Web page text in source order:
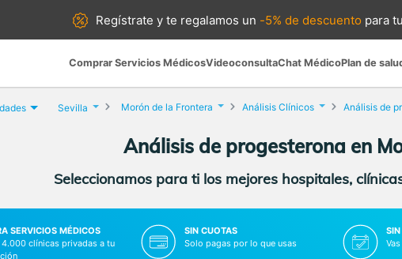
Regístrate yte regalamos un -5% de descuento para
Comprar Servicios MédicosVideoconsultaChat MédicoPlan de
Sevilla Morón de la Frontera Análisis Clínicos Análisis de
Análisis de progesterona en
Seleccionamos para ti los mejores hospitales,
SERVICIOS MÉDICOS
4.000 clínicas privadas a tu
SIN CUOTAS
Solo pagas por lo que usas